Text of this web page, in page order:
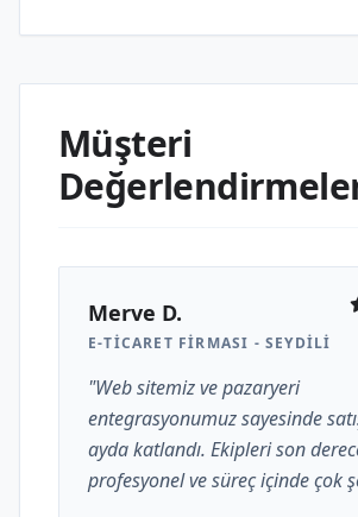
Müşteri
Merve D.
E-TICARET FIRMASI - SEYDILI
"Web sitemiz ve pazaryeri
entegrasyonumuz sayesinde
ayda katlandı. Ekipleri son
profesyonel ve süreç içinde çok